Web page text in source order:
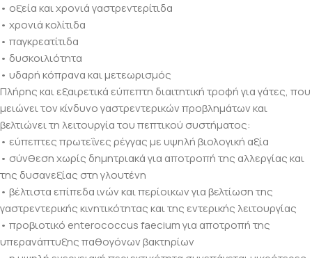
• οξεία και χρονιά γαστρεντερίτιδα
• χρονιά κολίτιδα
• παγκρεατίτιδα
• δυσκοιλιότητα
• υδαρή κόπρανα και μετεωρισμός
Πλήρης και εξαιρετικά εύπεπτη διαιτητική τροφή για γάτες, που
μειώνει τον κίνδυνο γαστρεντερικών προβλημάτων και
βελτιώνει τη λειτουργία του πεπτικού συστήματος:
• εύπεπτες πρωτεΐνες ρέγγας με υψηλή βιολογική αξία
• σύνθεση χωρίς δημητριακά για αποτροπή της αλλεργίας και
της δυσανεξίας στη γλουτένη
• βέλτιστα επίπεδα ινών και περίοικων για βελτίωση της
γαστρεντερικής κινητικότητας και της εντερικής λειτουργίας
• προβιοτικό enterococcus faecium για αποτροπή της
υπερανάπτυξης παθογόνων βακτηρίων